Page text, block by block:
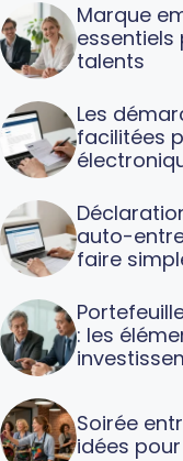
Marque
talents
Les
facilitées
auto-
faire
: les
Soirée
idées